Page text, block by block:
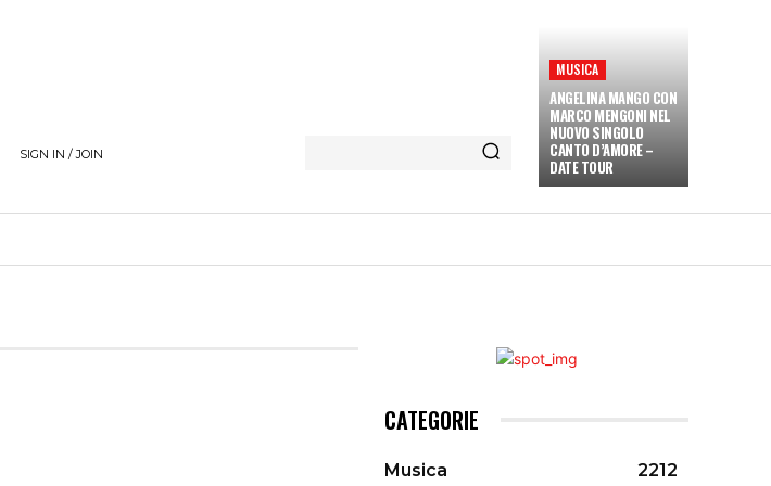
SIGN IN / JOIN
MUSICA
ANGELINA MANGO CON
MARCO MENGONI NEL
NUOVO SINGOLO
CANTO D’AMORE –
DATE TOUR
CATEGORIE
Musica
2212